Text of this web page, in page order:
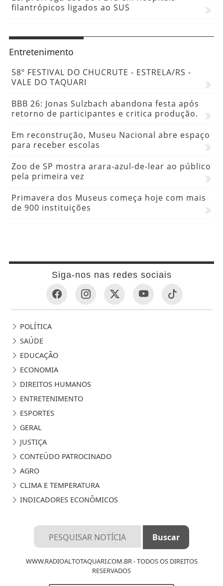
filantrópicos ligados ao SUS
Entretenimento
58º FESTIVAL DO CHUCRUTE - ESTRELA/RS -
VALE DO TAQUARI
BBB 26: Jonas Sulzbach abandona festa após
retorno de participantes e critica produção.
Em reconstrução, Museu Nacional abre espaço
para receber escolas
Zoo de SP mostra arara-azul-de-lear ao público
pela primeira vez
Primavera dos Museus começa hoje com mais
de 900 instituições
Siga-nos nas redes sociais
POLÍTICA
SAÚDE
EDUCAÇÃO
ECONOMIA
DIREITOS HUMANOS
ENTRETENIMENTO
ESPORTES
GERAL
JUSTIÇA
CONTEÚDO PATROCINADO
AGRO
CLIMA E TEMPERATURA
INDICADORES ECONÔMICOS
WWW.RADIOALTOTAQUARI.COM.BR - TODOS OS DIREITOS
RESERVADOS